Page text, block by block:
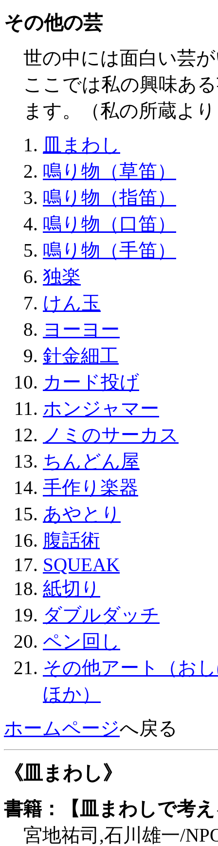
その他の芸
世の中には面白い芸
ここでは私の興味あ
ます。（私の所蔵よ
皿まわし
鳴り物（草笛）
鳴り物（指笛）
鳴り物（口笛）
鳴り物（手笛）
独楽
けん玉
ヨーヨー
針金細工
カード投げ
ホンジャマー
ノミのサーカス
ちんどん屋
手作り楽器
あやとり
腹話術
SQUEAK
紙切り
ダブルダッチ
ペン回し
その他アート（お
ほか）
ホームページへ戻る
《皿まわし》
書籍：【皿まわしで考
宮地祐司,石川雄一/